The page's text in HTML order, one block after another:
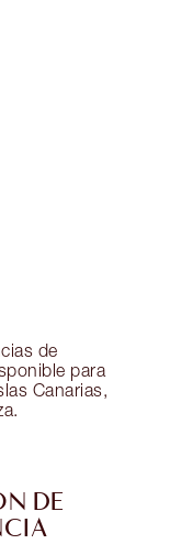
de
para
Canarias,
DE